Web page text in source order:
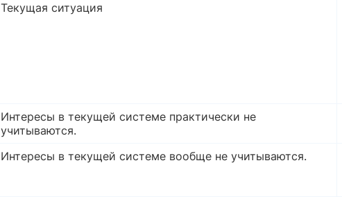
Текущая ситуация
Интересы в текущей системе практически не
учитываются.
Интересы в текущей системе вообще не учитываются.